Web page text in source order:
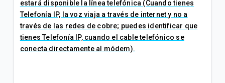
estará disponible la línea telefónica (Cuando tienes
Telefonía IP, la voz viaja a través de internet y no a
través de las redes de cobre; puedes identificar que
tienes Telefonía IP, cuando el cable telefónico se
conecta directamente al módem).